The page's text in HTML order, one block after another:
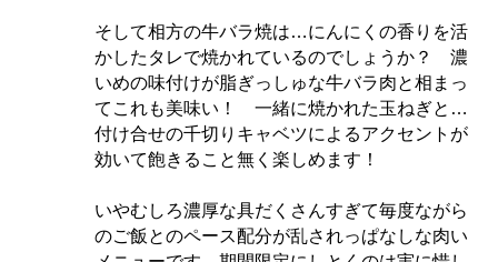
そして相方の牛バラ焼は…にんにくの香りを活
かしたタレで焼かれているのでしょうか？ 濃
いめの味付けが脂ぎっしゅな牛バラ肉と相まっ
てこれも美味い！ 一緒に焼かれた玉ねぎと…
付け合せの千切りキャベツによるアクセントが
効いて飽きること無く楽しめます！
いやむしろ濃厚な具だくさんすぎて毎度ながら
のご飯とのペース配分が乱されっぱなしな肉い